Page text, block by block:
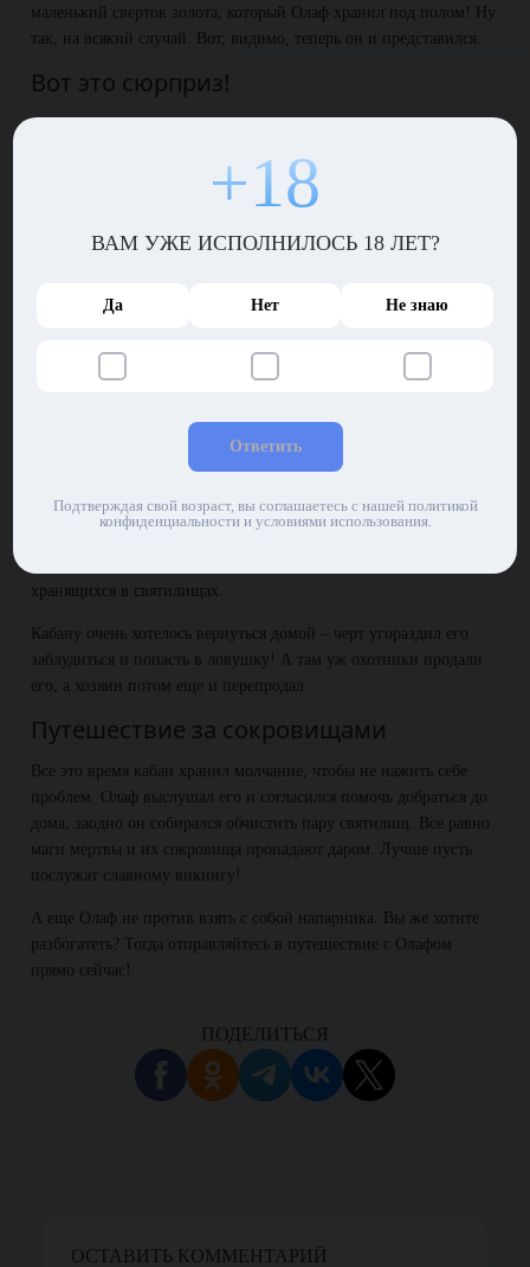
маленький сверток золота, который Олаф хранил под полом! Ну
так, на всякий случай. Вот, видимо, теперь он и представился…
Вот это сюрприз!
Несколько дней Олаф просидел в таверне неподалеку, заливая
все и заняться земледелием. Тем более, новая жена, которую
Олаф обязательно найдет, всегда будет под присмотром, а
приходить нехорошие мысли о том, чтобы пошалить с кем-
купил семена, саженцы и скотину. Олафу хватило денег на
стайку куриц и огромного кабана. Стоило ему только запереть
Страна волшебников
Оказалось, кабан жил в краю магов, которые погибли в
хранящихся в святилищах.
Кабану очень хотелось вернуться домой – черт угораздил его
заблудиться и попасть в ловушку! А там уж охотники продали
его, а хозяин потом еще и перепродал.
Путешествие за сокровищами
Все это время кабан хранил молчание, чтобы не нажить себе
проблем. Олаф выслушал его и согласился помочь добраться до
дома, заодно он собирался обчистить пару святилищ. Все равно
маги мертвы и их сокровища пропадают даром. Лучше пусть
послужат славному викингу!
А еще Олаф не против взять с собой напарника. Вы же хотите
разбогатеть? Тогда отправляйтесь в путешествие с Олафом
прямо сейчас!
ПОДЕЛИТЬСЯ
ОСТАВИТЬ КОММЕНТАРИЙ
+18
ВАМ УЖЕ ИСПОЛНИЛОСЬ 18 ЛЕТ?
Да Нет Не знаю
Ответить
Подтверждая свой возраст, вы соглашаетесь с нашей политикой
конфиденциальности и условиями использования.